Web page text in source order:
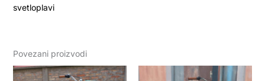
svetloplavi
Povezani proizvodi